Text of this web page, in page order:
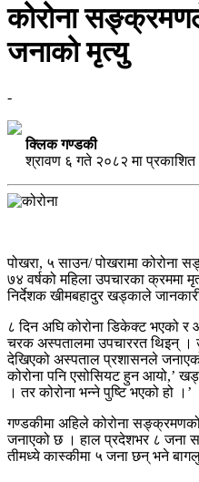
कोरोना
जनाको मृत्यु
-
क्लिक गण्डकी
श्रावण ६ गते २०८२ मा प्रकाशित
पोखरा, ५ साउन/ पोखरामा कोरोना
७४ वर्षको महिला उपचारका क्रममा
निर्देशक खीमबहादुर खड्काले
८ दिन अघि कोरोना डिकेक्ट भएको
चरक अस्पतालमा उपचाररत थिइन् ।
देखिएको अस्पताल प्रशासनले
कोरोना पनि एसोसियट हुन आयो,’
। तर कोरोना भन्ने पुष्टि भएको हो ।’
गण्डकीमा अहिले कोरोना
जनाएको छ । हाल प्रदेशभर ८ जना
तीमध्ये कास्कीमा ५ जना छन् भने